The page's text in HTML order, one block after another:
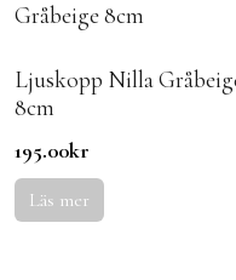
Ljuskopp Nilla
8cm
195.00kr
Läs mer